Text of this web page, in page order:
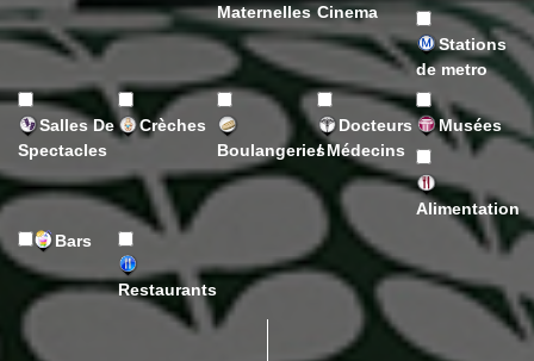
Maternelles Cinema
Stations
de metro
Salles De
Spectacles
Crèches
Boulangeries
Docteurs
/ Médecins
Musées
Alimentation
Bars
Restaurants